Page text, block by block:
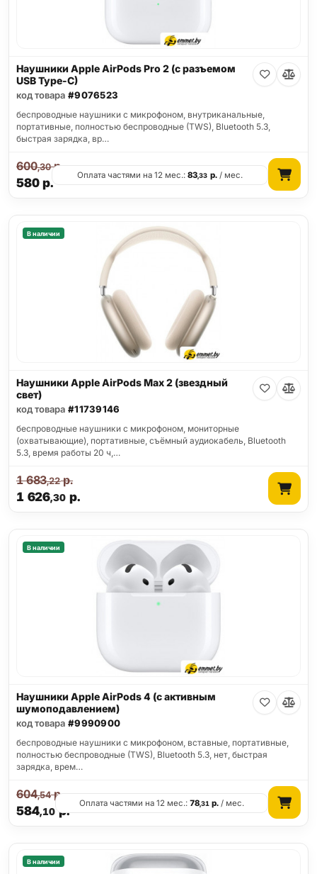
Наушники Apple AirPods Pro 2 (с разъемом
USB Type-C)
код товара #9076523
беспроводные наушники с микрофоном, внутриканальные,
портативные, полностью беспроводные (TWS), Bluetooth 5.3,
быстрая зарядка, вр…
580р.
600,30р.
Оплата частями на 12 мес.:83,33 р./ мес.
В наличии
Наушники Apple AirPods Max 2 (звездный
свет)
код товара #11739146
беспроводные наушники с микрофоном, мониторные
(охватывающие), портативные, съёмный аудиокабель, Bluetooth
5.3, время работы 20 ч,…
1 626,30 р.
1 683,22р.
В наличии
Наушники Apple AirPods 4 (с активным
шумоподавлением)
код товара #9990900
беспроводные наушники с микрофоном, вставные, портативные,
полностью беспроводные (TWS), Bluetooth 5.3, нет, быстрая
зарядка, врем…
584,10р.
604,54р.
Оплата частями на 12 мес.:78,31 р. / мес.
В наличии